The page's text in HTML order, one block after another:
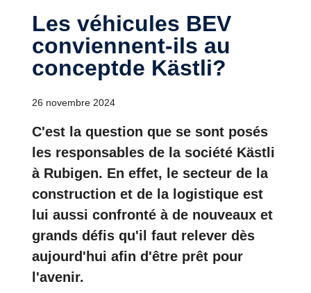
Les véhicules BEV
conviennent-ils au
conceptde Kästli?
26 novembre 2024
C'est la question que se sont posés
les responsables de la société Kästli
à Rubigen. En effet, le secteur de la
construction et de la logistique est
lui aussi confronté à de nouveaux et
grands défis qu'il faut relever dès
aujourd'hui afin d'être prêt pour
l'avenir.